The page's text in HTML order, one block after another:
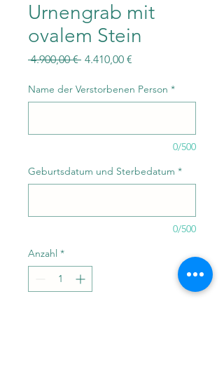
Urnengrab mit
ovalem Stein
4.900,00 € Standardpreis
4.410,00 €
Name der Verstorbenen Person *
0/500
Geburtsdatum und Sterbedatum *
0/500
Anzahl *